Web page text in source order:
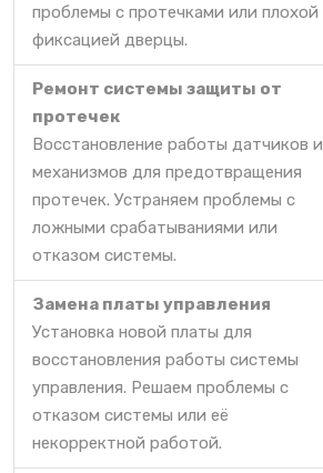
проблемы с протечками или плохой
фиксацией дверцы.
Ремонт системы защиты от
протечек
Восстановление работы датчиков и
механизмов для предотвращения
протечек. Устраняем проблемы с
ложными срабатываниями или
отказом системы.
Замена платы управления
Установка новой платы для
восстановления работы системы
управления. Решаем проблемы с
отказом системы или её
некорректной работой.